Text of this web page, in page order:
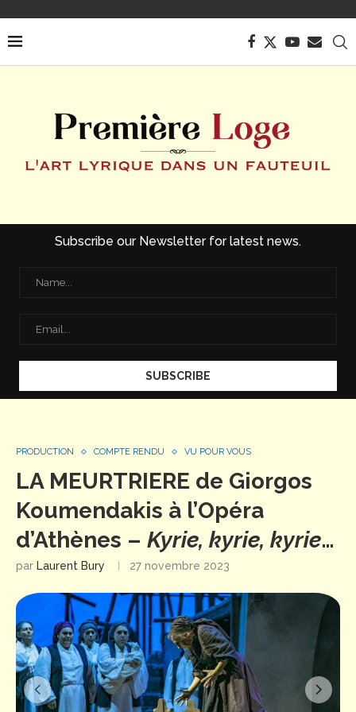
Subscribe our Newsletter for latest news.
PRODUCTION COMPTE RENDU VU POUR VOUS
LA MEURTRIERE de Giorgos
Koumendakis à l’Opéra
d’Athènes – Kyrie, kyrie, kyrie…
par Laurent Bury 27 novembre 2023